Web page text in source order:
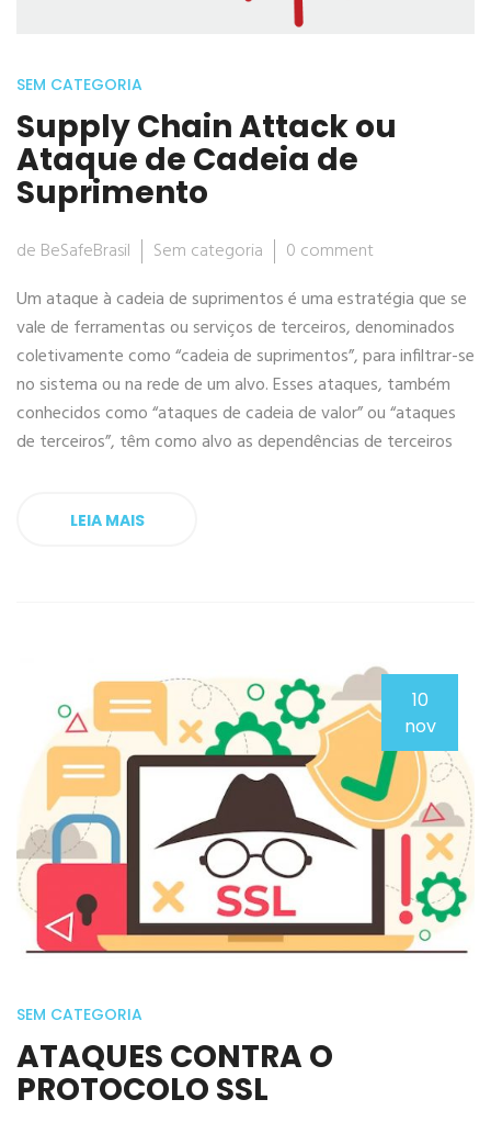
SEM CATEGORIA
Supply Chain Attack ou
Ataque de Cadeia de
Suprimento
de BeSafeBrasil Sem categoria
0 comment
Um ataque à cadeia de suprimentos é uma estratégia que se
vale de ferramentas ou serviços de terceiros, denominados
coletivamente como “cadeia de suprimentos”, para infiltrar-se
no sistema ou na rede de um alvo. Esses ataques, também
conhecidos como “ataques de cadeia de valor” ou “ataques
de terceiros”, têm como alvo as dependências de terceiros
LEIA MAIS
10
nov
SEM CATEGORIA
ATAQUES CONTRA O
PROTOCOLO SSL